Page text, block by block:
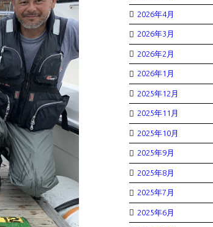
2026年4月
2026年3月
2026年2月
2026年1月
2025年12月
2025年11月
2025年10月
2025年9月
2025年8月
2025年7月
2025年6月